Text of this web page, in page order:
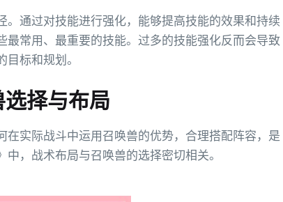
通过对技能进行强化，能够提高技能的效果和持续
最常用、最重要的技能。过多的技能强化反而会导致
标和规划。
择与布局
在实际战斗中运用召唤兽的优势，合理搭配阵容，是
，战术布局与召唤兽的选择密切相关。